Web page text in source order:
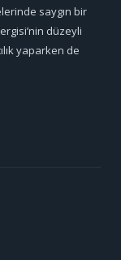
saygın bir
düzeyli
yaparken de